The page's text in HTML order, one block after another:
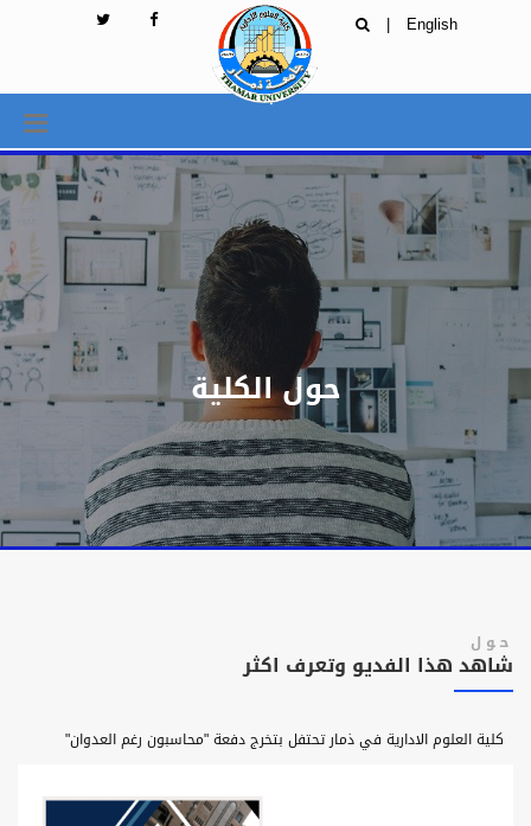
English
|
حول الكلية
حول
شاهد هذا الفديو وتعرف اكثر
كلية العلوم الادارية في ذمار تحتفل بتخرج دفعة "محاسبون رغم العدوان"